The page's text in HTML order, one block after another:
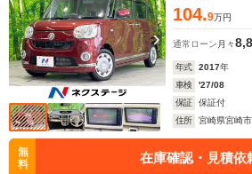
104.9万円
通常ローン 月々
年式 2017年
車検
'27/08
保証
保証付
住所
宮崎県宮崎市
無
料
在庫確認・見積依